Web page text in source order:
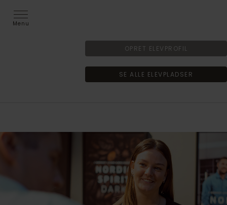
Menu
OPRET ELEVPROFIL
SE ALLE ELEVPLADSER